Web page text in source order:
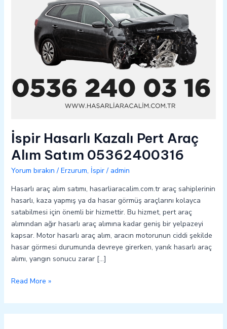
İspir Hasarlı Kazalı Pert Araç
Alım Satım 05362400316
Yorum bırakın / Erzurum, İspir/ admin
Hasarlı araç alım satımı, hasarliaracalim.com.tr araç sahiplerinin
hasarlı, kaza yapmış ya da hasar görmüş araçlarını kolayca
satabilmesi için önemli bir hizmettir. Bu hizmet, pert araç
alımından ağır hasarlı araç alımına kadar geniş bir yelpazeyi
kapsar. Motor hasarlı araç alım, aracın motorunun ciddi şekilde
hasar görmesi durumunda devreye girerken, yanık hasarlı araç
alımı, yangın sonucu zarar […]
Read More »